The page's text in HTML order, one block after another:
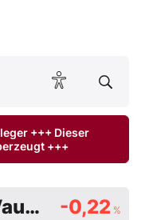
+++ Dieser
+++
Banque Cantonale Vaudoise. -0,22 %